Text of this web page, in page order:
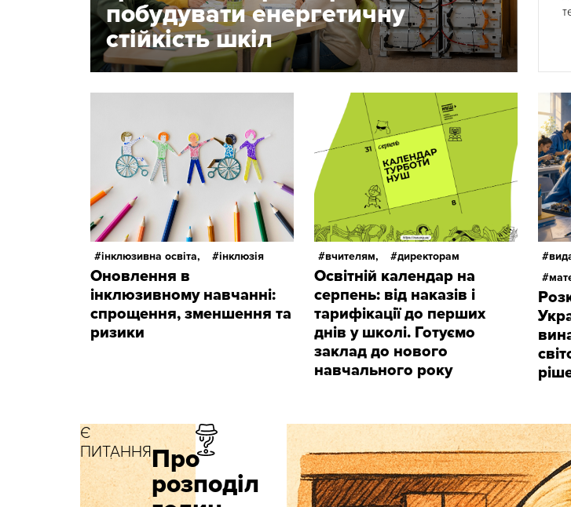
побудувати енергетичну
стійкість шкіл
інклюзивна освіта, інклюзія
Оновлення в
інклюзивному навчанні:
спрощення, зменшення та
ризики
вчителям, директорам
Освітній календар на
серпень: від наказів і
тарифікації до перших
днів у школі. Готуємо
заклад до нового
навчального року
Є
ПИТАННЯПро
розподіл